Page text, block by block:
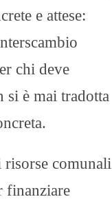
e attese:
chi deve
si è mai tradotta
risorse comunali
finanziare